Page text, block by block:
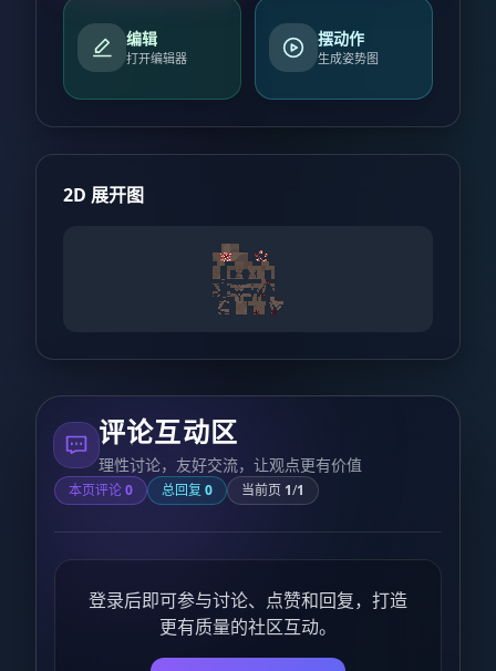
编辑
打开编辑器
摆动作
生成姿势图
2D 展开图
评论互动区
理性讨论，友好交流，让观点更有价值
本页评论0 总回复 0 当前页 1/1
登录后即可参与讨论、点赞和回复，打造
更有质量的社区互动。